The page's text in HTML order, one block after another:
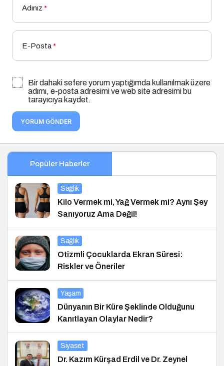
Adınız *
E-Posta*
Bir dahaki sefere yorum yaptığımda kullanılmak üzere
adımı, e-posta adresimi ve web site adresimi bu
tarayıcıya kaydet.
YORUM GÖNDER
Popüler Haberler
Sağlık
Kilo Vermek mi, Yağ Vermek mi? Aynı Şey
Sanıyoruz Ama Değil!
Sağlık
Otizmli Çocuklarda Ekran Süresi:
Riskler ve Öneriler
Yaşam
Dünyanın Bir Küre Şeklinde Olduğunu
Kanıtlayan Olaylar Nedir?
Siyaset
Dr. Kazım Kürşad Erdil ve Dr. Zeynel